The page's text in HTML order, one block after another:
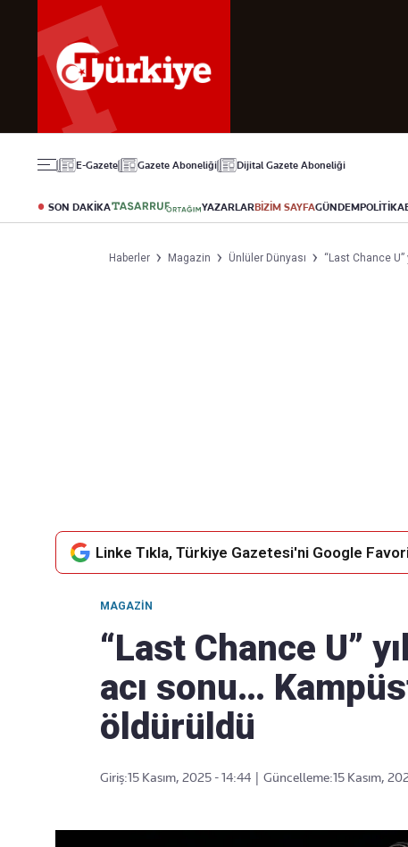
E-Gazete Gazete Aboneliği Dijital Gazete Aboneliği
SON DAKİKA YAZARLARBİZİM SAYFAGÜNDEMPOLİTİKA
Gündem
Politika
Eğitim
Altın
Döviz
Kripto Para
T-Otomobil
Avrupa Ligi
Bugünün Yazarları
Magazin
Hakkımızda
Haberler Magazin Ünlüler Dünyası “Last Chance
Linke Tıkla, Türkiye Gazetesi'ni Google
MAGAZIN
“Last Chance U”
acı sonu…
öldürüldü
Giriş:15 Kasım, 2025 - 14:44 Güncelleme:15 Kasım,